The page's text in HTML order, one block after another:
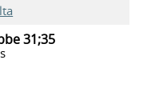
31;35